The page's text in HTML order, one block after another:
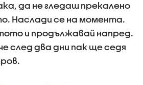
да не гледаш прекалено
Наслади се на момента.
и продължавай напред.
след два дни пак ще седя